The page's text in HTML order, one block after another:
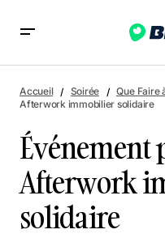
Événement passé :
Accueil Soirée Que Faire
Afterwork immobilier solidaire
Événement
Afterwork
solidaire